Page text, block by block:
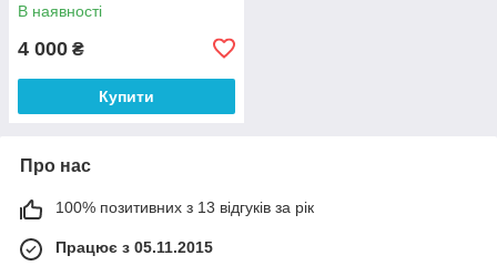
В наявності
4 000 ₴
Купити
Про нас
100% позитивних з 13 відгуків за рік
Працює з 05.11.2015